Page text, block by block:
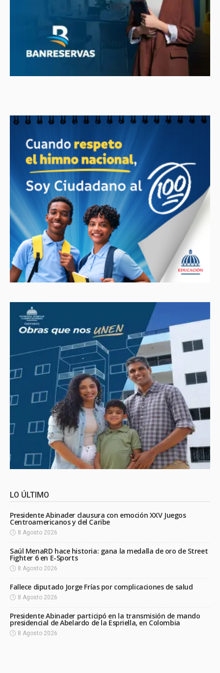
LO ÚLTIMO
Presidente Abinader clausura con emoción XXV Juegos
Centroamericanos y del Caribe
8 Agosto 2026
Saúl MenaRD hace historia: gana la medalla de oro de Street
Fighter 6 en E-Sports
8 Agosto 2026
Fallece diputado Jorge Frías por complicaciones de salud
8 Agosto 2026
Presidente Abinader participó en la transmisión de mando
presidencial de Abelardo de la Espriella, en Colombia
8 Agosto 2026